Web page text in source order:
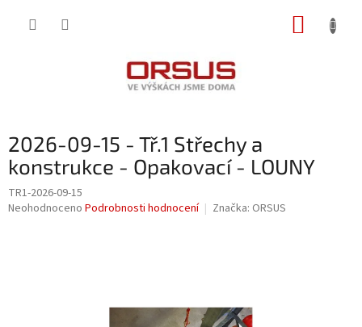
2026-09-15 - Tř.1 Střechy a
konstrukce - Opakovací - LOUNY
TR1-2026-09-15
Průměrné
Neohodnoceno Podrobnosti hodnocení Značka: ORSUS